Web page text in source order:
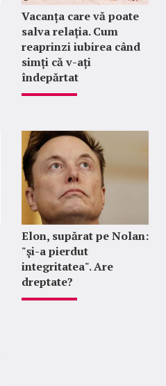
Vacanța care vă poate
salva relația. Cum
reaprinzi iubirea când
simți că v-ați
îndepărtat
Elon, supărat pe Nolan:
"şi-a pierdut
integritatea". Are
dreptate?